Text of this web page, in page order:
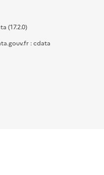
(17.2.0)
: cdata